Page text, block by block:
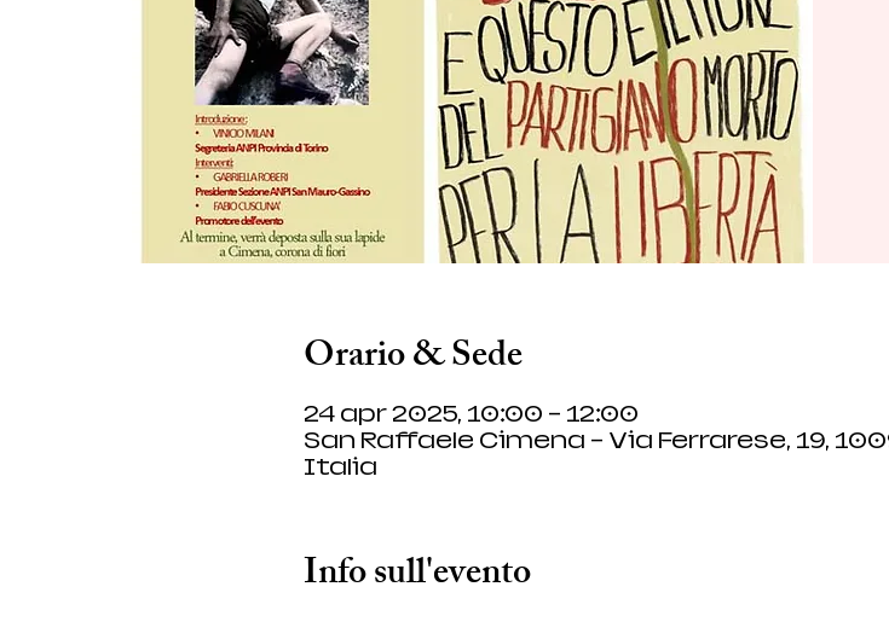
Orario & Sede
24 apr 2025, 10:00 – 12:00
San Raffaele Cimena - Via Ferrarese, 19,
Italia
Info sull'evento